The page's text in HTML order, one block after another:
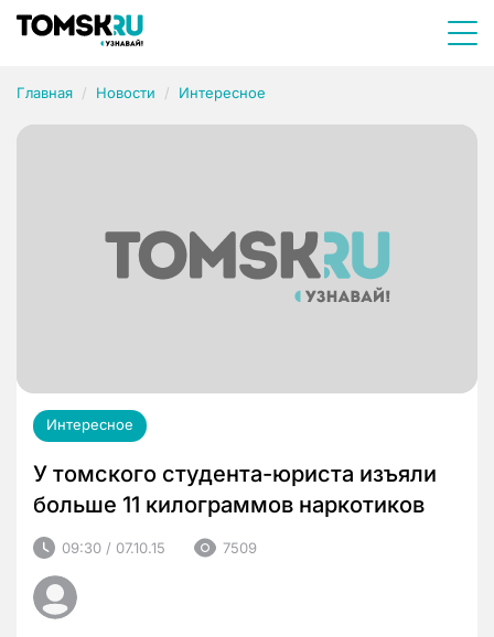
Главная Новости Интересное
Интересное
У томского студента-юриста изъяли
больше 11 килограммов наркотиков
09:30 / 07.10.15 7509